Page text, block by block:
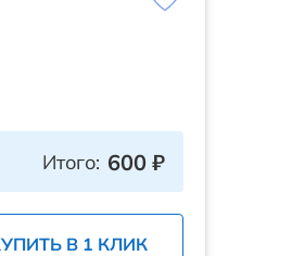
Итого: 600 ₽
В 1 КЛИК